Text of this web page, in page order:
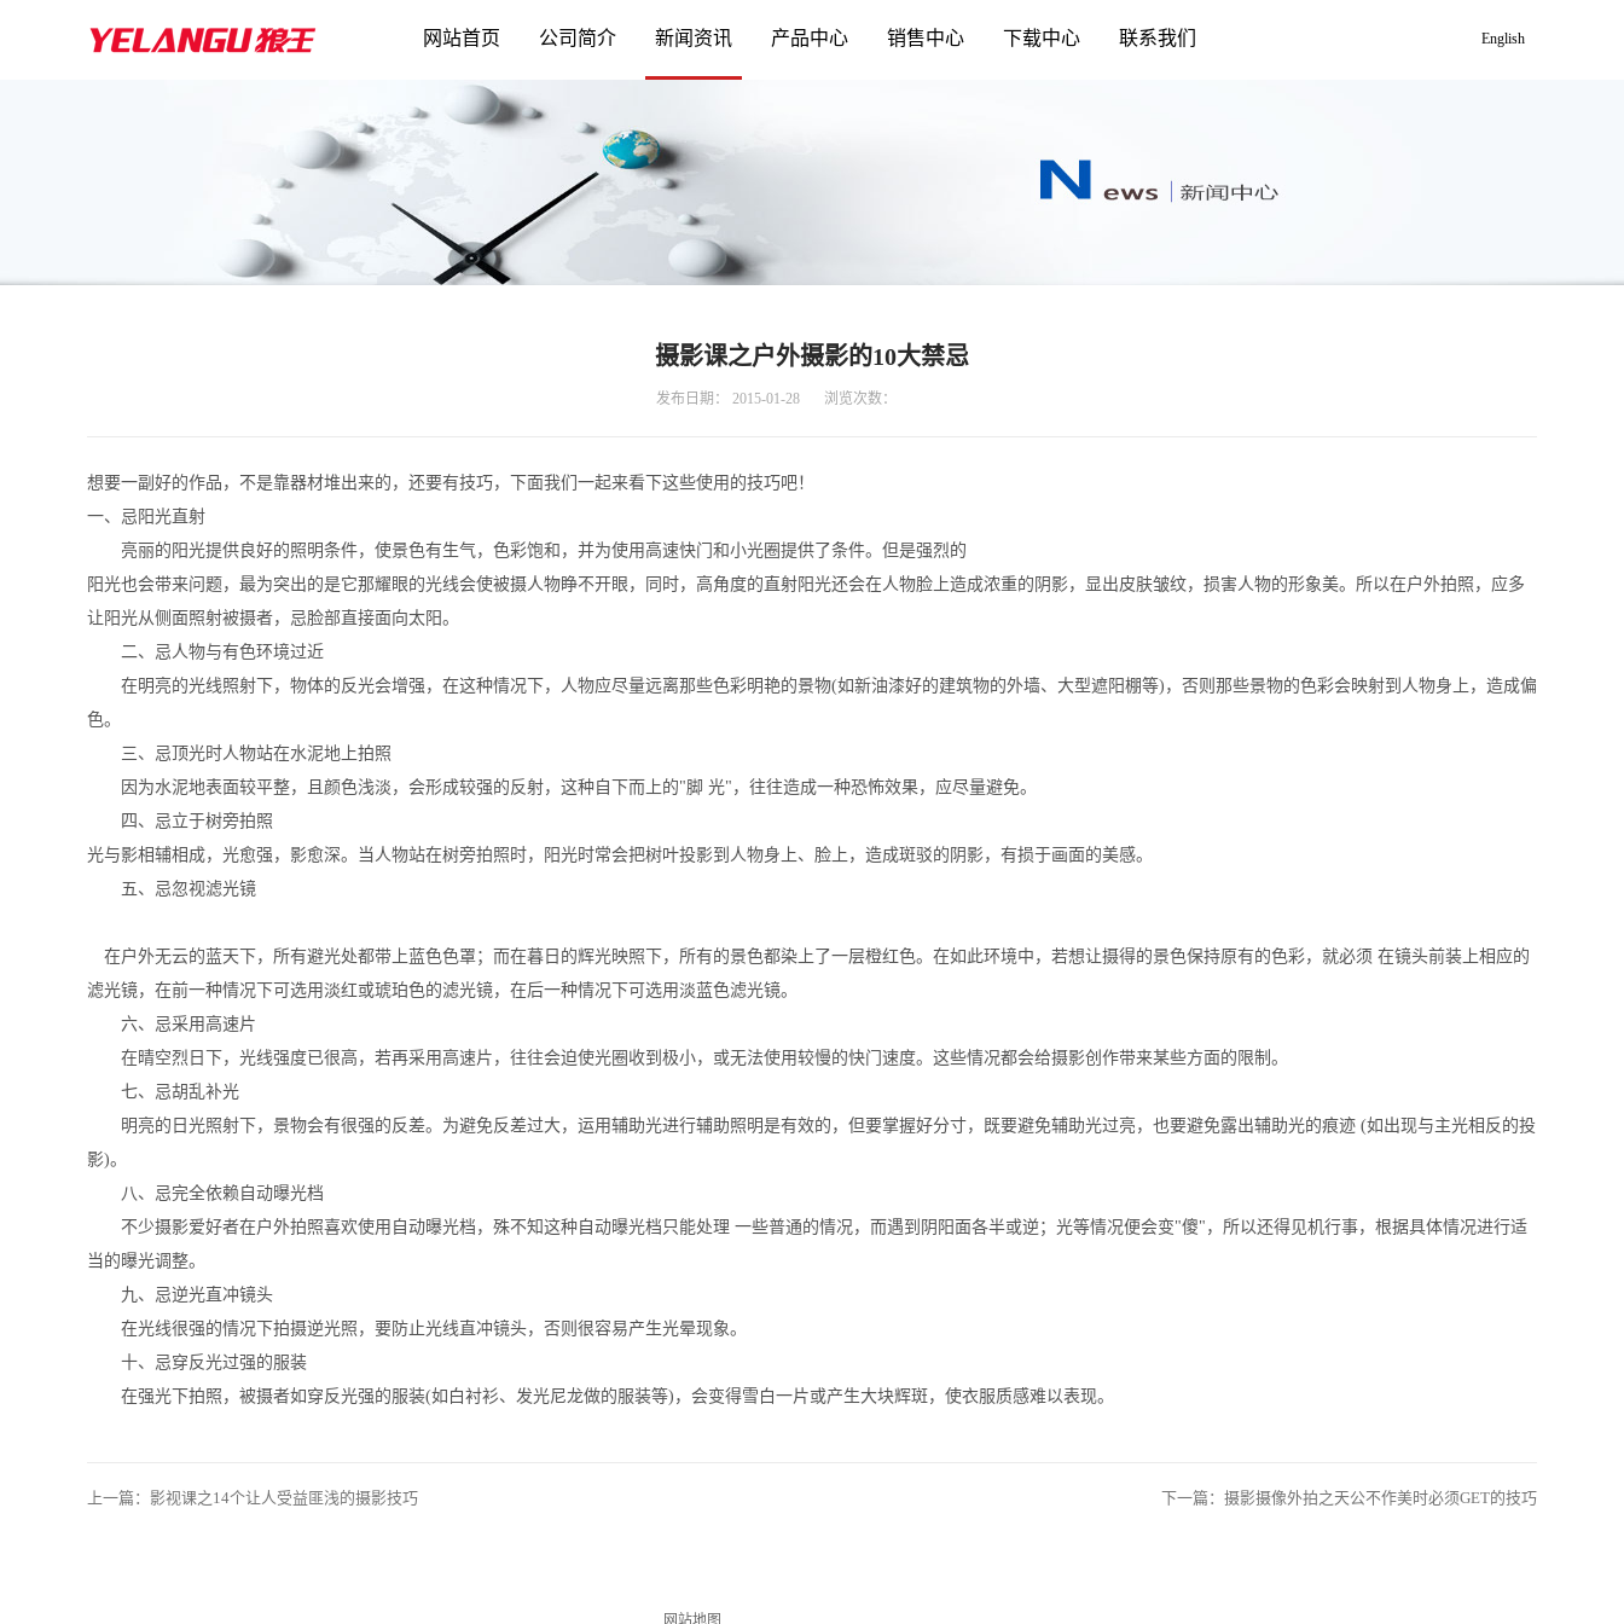
English
网站首页 公司简介 新闻资讯 产品中心 销售中心 下载中心 联系我们
摄影课之户外摄影的10大禁忌
发布日期： 2015-01-28 浏览次数：
想要一副好的作品，不是靠器材堆出来的，还要有技巧，下面我们一起来看下这些使用的技巧吧！
一、忌阳光直射
亮丽的阳光提供良好的照明条件，使景色有生气，色彩饱和，并为使用高速快门和小光圈提供了条件。但是强烈的
阳光也会带来问题，最为突出的是它那耀眼的光线会使被摄人物睁不开眼，同时，高角度的直射阳光还会在人物脸上造成浓重的阴影，显出皮肤皱纹，损害人物的形象美。所以在户外拍照，应多
让阳光从侧面照射被摄者，忌脸部直接面向太阳。
二、忌人物与有色环境过近
在明亮的光线照射下，物体的反光会增强，在这种情况下，人物应尽量远离那些色彩明艳的景物(如新油漆好的建筑物的外墙、大型遮阳棚等) ，否则那些景物的色彩会映射到人物身上，造成偏
色。
三、忌顶光时人物站在水泥地上拍照
因为水泥地表面较平整，且颜色浅淡，会形成较强的反射，这种自下而上的"脚 光" ，往往造成一种恐怖效果，应尽量避免。
四、忌立于树旁拍照
光与影相辅相成，光愈强，影愈深。当人物站在树旁拍照时，阳光时常会把树叶投影到人物身上、脸上，造成斑驳的阴影，有损于画面的美感。
五、忌忽视滤光镜
在户外无云的蓝天下，所有避光处都带上蓝色色罩；而在暮日的辉光映照下，所有的景色都染上了一层橙红色。在如此环境中，若想让摄得的景色保持原有的色彩，就必须 在镜头前装上相应的
滤光镜，在前一种情况下可选用淡红或琥珀色的滤光镜，在后一种情况下可选用淡蓝色滤光镜。
六、忌采用高速片
在晴空烈日下，光线强度已很高，若再采用高速片，往往会迫使光圈收到极小，或无法使用较慢的快门速度。这些情况都会给摄影创作带来某些方面的限制。
七、忌胡乱补光
明亮的日光照射下，景物会有很强的反差。为避免反差过大，运用辅助光进行辅助照明是有效的，但要掌握好分寸，既要避免辅助光过亮，也要避免露出辅助光的痕迹 (如出现与主光相反的投
影)。
八、忌完全依赖自动曝光档
不少摄影爱好者在户外拍照喜欢使用自动曝光档，殊不知这种自动曝光档只能处理 一些普通的情况，而遇到阴阳面各半或逆；光等情况便会变"傻" ，所以还得见机行事，根据具体情况进行适
当的曝光调整。
九、忌逆光直冲镜头
在光线很强的情况下拍摄逆光照，要防止光线直冲镜头，否则很容易产生光晕现象。
十、忌穿反光过强的服装
在强光下拍照，被摄者如穿反光强的服装(如白衬衫、发光尼龙做的服装等) ，会变得雪白一片或产生大块辉斑，使衣服质感难以表现。
上一篇： 影视课之14个让人受益匪浅的摄影技巧 下一篇： 摄影摄像外拍之天公不作美时必须GET的技巧
网站地图